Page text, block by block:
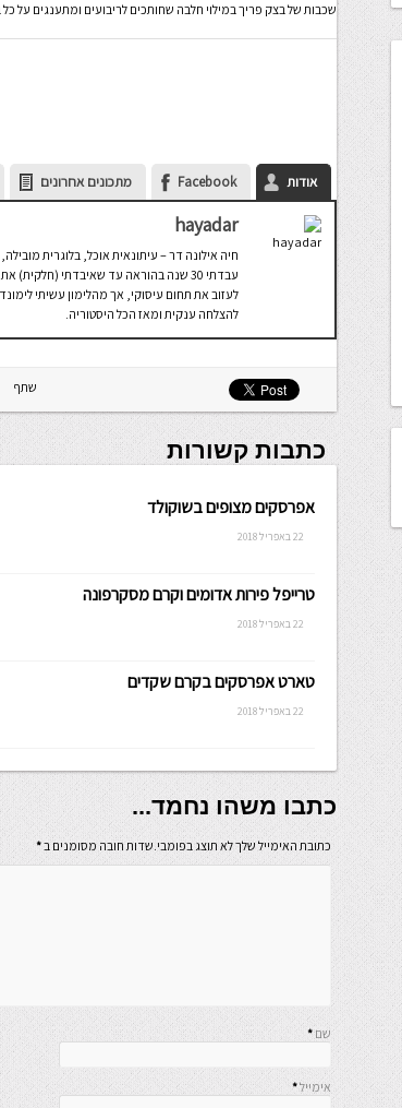
שכבות של בצק פריך במילוי חלבה שחותכים לריבועים ומתענגים על כל
אודות Facebook מתכונים אחרונים
hayadar
חיה אילונה דר – עיתונאית אוכל, בלוגרית
עבדתי 30 שנה בהוראה עד שאיבדתי
לעזוב את תחום עיסוקי, אך מהלימון עשיתי
להצלחה ענקית ומאז הכל היסטוריה.
שתף
כתבות קשורות
אפרסקים מצופים בשוקולד
22 באפריל 2018
טרייפל פירות אדומים וקרם מסקרפונה
22 באפריל 2018
טארט אפרסקים בקרם שקדים
22 באפריל 2018
כתבו משהו נחמד...
כתובת האימייל שלך לא תוצג בפומבי.שדות חובה מסומנים ב*
שם *
אימייל*